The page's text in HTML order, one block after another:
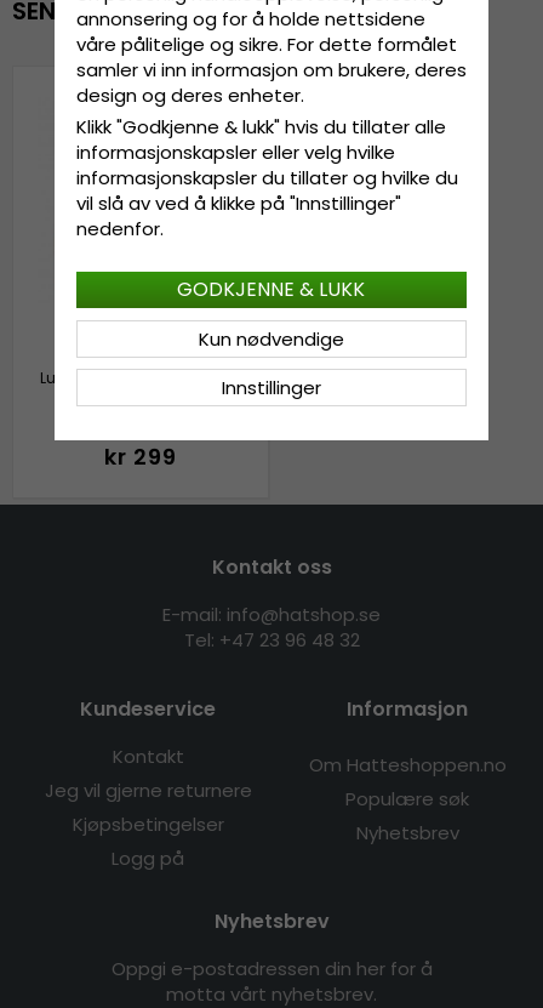
SENEST VISTE
Lue barn - Gårda Bodafors
Beanie (krem/oransje)
kr 299
Kontakt oss
E-mail: info@hatshop.se
Tel: +47 23 96 48 32
Kundeservice
Kontakt
Jeg vil gjerne returnere
Kjøpsbetingelser
Logg på
Informasjon
Om Hatteshoppen.no
Populære søk
Nyhetsbrev
Nyhetsbrev
Oppgi e-postadressen din her for å
motta vårt nyhetsbrev.
annonsering og for å holde nettsidene
våre pålitelige og sikre. For dette formålet
samler vi inn informasjon om brukere, deres
design og deres enheter.
Klikk "Godkjenne & lukk" hvis du tillater alle
informasjonskapsler eller velg hvilke
informasjonskapsler du tillater og hvilke du
vil slå av ved å klikke på "Innstillinger"
nedenfor.
Innstillinger
Kun nødvendige
GODKJENNE & LUKK